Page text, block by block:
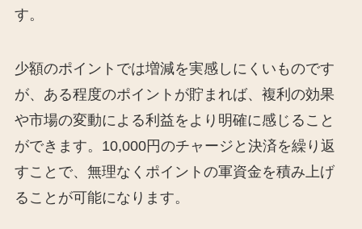
す。
少額のポイントでは増減を実感しにくいものです
が、ある程度のポイントが貯まれば、複利の効果
や市場の変動による利益をより明確に感じること
ができます。10,000円のチャージと決済を繰り返
すことで、無理なくポイントの軍資金を積み上げ
ることが可能になります。